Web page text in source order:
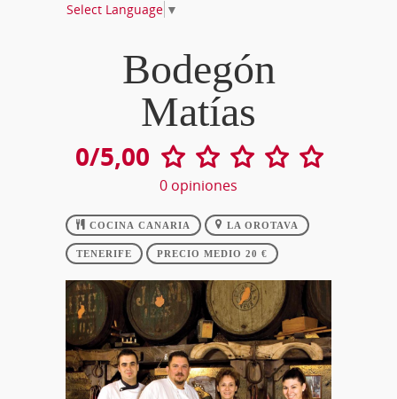
Select Language ▼
Bodegón
Matías
0/5,00
0 opiniones
COCINA CANARIA LA OROTAVA
TENERIFE PRECIO MEDIO 20 €